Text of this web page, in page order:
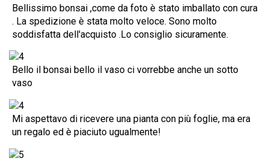
Bellissimo bonsai ,come da foto è stato imballato con cura
. La spedizione è stata molto veloce. Sono molto
soddisfatta dell'acquisto .Lo consiglio sicuramente.
Bello il bonsai bello il vaso ci vorrebbe anche un sotto
vaso
Mi aspettavo di ricevere una pianta con più foglie, ma era
un regalo ed è piaciuto ugualmente!